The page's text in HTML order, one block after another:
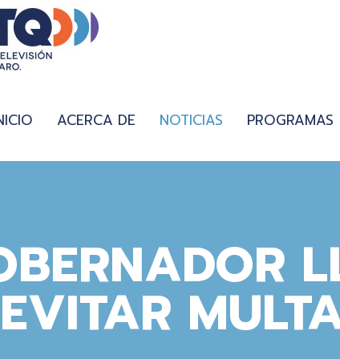
ACERCA DE NOTICIAS PROGRAMAS